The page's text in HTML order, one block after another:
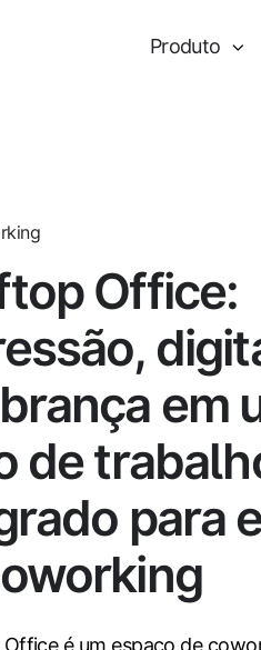
Produto
Office:
em
de
para
é um espaço de